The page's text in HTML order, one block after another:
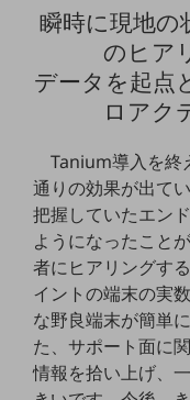
経営情報
経営情報TOP
電子公告
基礎的電気通信役務損益明
採用情報
採用情報TOP
新卒採用
経験者採用
障がい者採用
瞬時に現地の
のヒア
データを起点
ロアク
Tanium導入を終
通りの効果が出て
把握していたエン
ようになったこと
者にヒアリングす
イントの端末の実
な野良端末が簡単
た、サポート面に
情報を拾い上げ、